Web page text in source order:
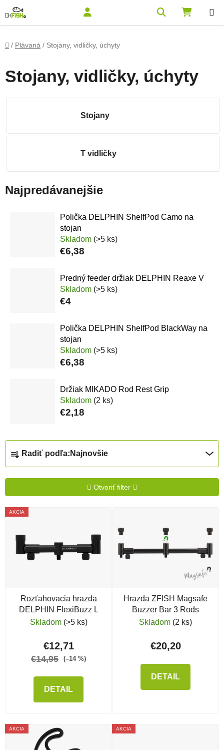
Domov
/ Plávaná / Stojany, vidličky, úchyty
Stojany, vidličky, úchyty
Stojany
T vidličky
Najpredávanejšie
Polička DELPHIN ShelfPod Camo na
stojan
Skladom (>5 ks)
€6,38
Predný feeder držiak DELPHIN Reaxe V
Skladom (>5 ks)
€4
Polička DELPHIN ShelfPod BlackWay na
stojan
Skladom (>5 ks)
€6,38
Držiak MIKADO Rod Rest Grip
Skladom (2 ks)
€2,18
Radenie produktov
Radiť podľa: Najnovšie
Otvoriť filter
Výpis produktov
AKCIA
Rozťahovacia hrazda
DELPHIN FlexiBuzz L
Skladom (>5 ks)
€12,71
€14,95 (–14 %)
DETAIL
Hrazda ZFISH Magsafe
Buzzer Bar 3 Rods
Skladom (2 ks)
€20,20
DETAIL
AKCIA AKCIA